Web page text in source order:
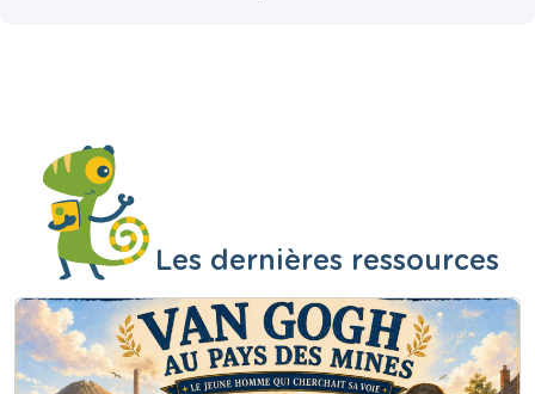
Les dernières ressources